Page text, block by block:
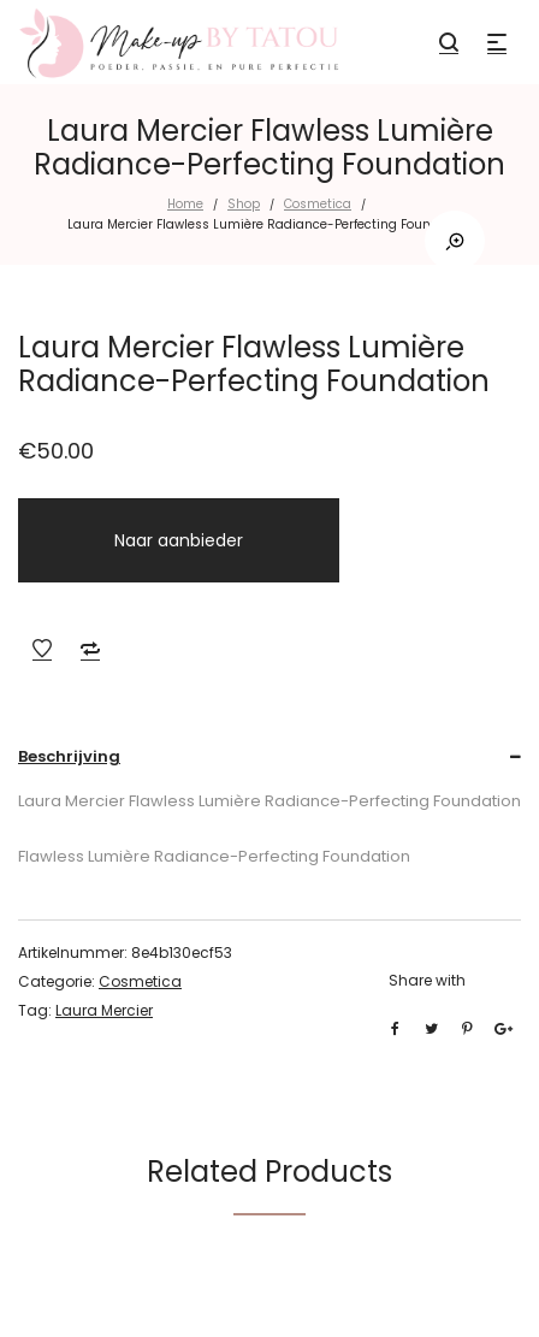
Laura Mercier Flawless Lumière
Radiance-Perfecting Foundation
Home / Shop / Cosmetica /
Laura Mercier Flawless Lumière Radiance-Perfecting Foundation
Laura Mercier Flawless Lumière
Radiance-Perfecting Foundation
€50.00
Naar aanbieder
Beschrijving
Laura Mercier Flawless Lumière Radiance-Perfecting Foundation
Flawless Lumière Radiance-Perfecting Foundation
Artikelnummer: 8e4b130ecf53
Categorie: Cosmetica
Tag: Laura Mercier
Share with
Related Products